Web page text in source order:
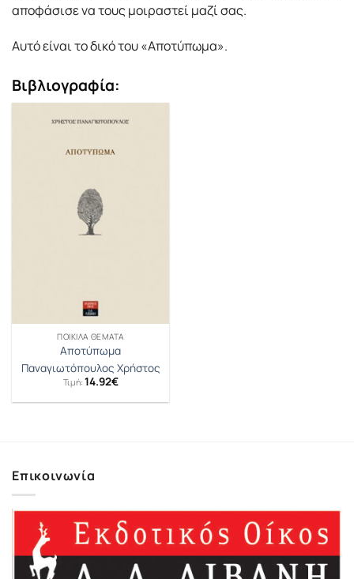
αποφάσισε να τους μοιραστεί μαζί σας.
Αυτό είναι το δικό του «Αποτύπωμα».
Βιβλιογραφία:
ΠΟΙΚΊΛΑ ΘΈΜΑΤΑ
Αποτύπωμα
Παναγιωτόπουλος Χρήστος
Τιμή: 14.92€
Επικοινωνία